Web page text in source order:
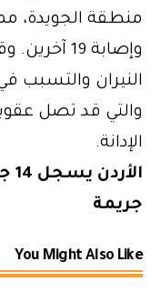
وإصابة 19 آخرين. وقد تم توجيه تهمة “إضرام
النيران والتسبب
والتي قد تصل
الإدانة.
جريمة
You Might Also Like